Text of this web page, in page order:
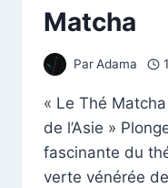
Matcha
ParAdama
« Le Thé
de l’Asie »
fascinante du
verte vénérée